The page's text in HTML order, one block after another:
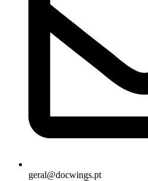
geral@docwings.pt